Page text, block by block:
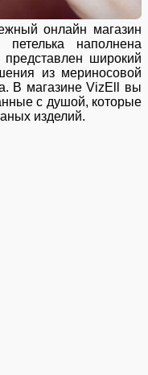
онлайн магазин
наполнена
широкий
из мериносовой
В магазине VizEll вы
с душой, которые
изделий.